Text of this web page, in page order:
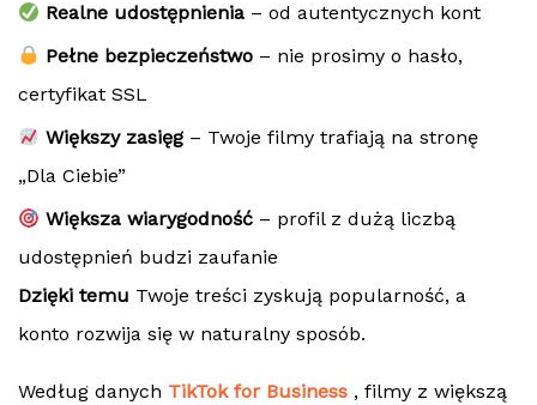
Realne udostępnienia – od autentycznych kont
Pełne bezpieczeństwo – nie prosimy o hasło,
certyfikat SSL
Większy zasięg – Twoje filmy trafiają na stronę
„Dla Ciebie”
Większa wiarygodność – profil z dużą liczbą
udostępnień budzi zaufanie
Dzięki temu Twoje treści zyskują popularność, a
konto rozwija się w naturalny sposób.
Według danych TikTok for Business , filmy z większą